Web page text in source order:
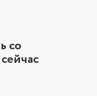
со